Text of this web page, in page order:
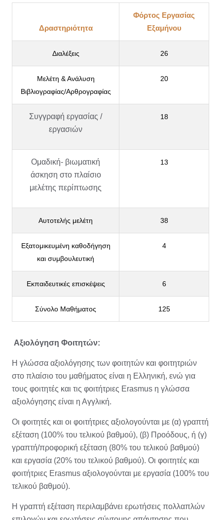
Δραστηριότητα
Φόρτος Εργασίας
Εξαμήνου
Διαλέξεις 26
Μελέτη & Ανάλυση
Βιβλιογραφίας/Αρθρογραφίας
20
Συγγραφή εργασίας /
εργασιών
18
Ομαδική- βιωματική
άσκηση στο πλαίσιο
μελέτης περίπτωσης
13
Αυτοτελής μελέτη 38
Εξατομικευμένη καθοδήγηση
και συμβουλευτική
4
Εκπαιδευτικές επισκέψεις 6
Σύνολο Μαθήματος 125
Αξιολόγηση Φοιτητών:
Η γλώσσα αξιολόγησης των φοιτητών και φοιτητριών
στο πλαίσιο του μαθήματος είναι η Ελληνική, ενώ για
τους φοιτητές και τις φοιτήτριες Erasmus η γλώσσα
αξιολόγησης είναι η Αγγλική.
Οι φοιτητές και οι φοιτήτριες αξιολογούνται με (α) γραπτή
εξέταση (100% του τελικού βαθμού), (β) Προόδους, ή (γ)
γραπτή/προφορική εξέταση (80% του τελικού βαθμού)
και εργασία (20% του τελικού βαθμού). Οι φοιτητές και
φοιτήτριες Erasmus αξιολογούνται με εργασία (100% του
τελικού βαθμού).
Η γραπτή εξέταση περιλαμβάνει ερωτήσεις πολλαπλών